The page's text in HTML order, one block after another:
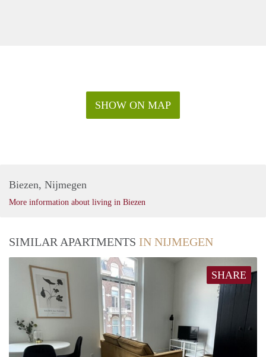
SHOW ON MAP
Biezen, Nijmegen
More information about living in Biezen
SIMILAR APARTMENTS IN NIJMEGEN
SHARE